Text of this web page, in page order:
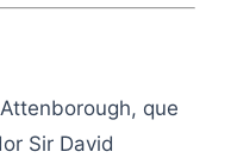
que
Sir David